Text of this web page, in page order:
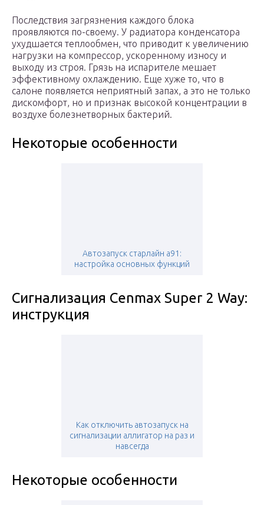
Последствия загрязнения каждого блока
проявляются по-своему. У радиатора конденсатора
ухудшается теплообмен, что приводит к увеличению
нагрузки на компрессор, ускоренному износу и
выходу из строя. Грязь на испарителе мешает
эффективному охлаждению. Еще хуже то, что в
салоне появляется неприятный запах, а это не только
дискомфорт, но и признак высокой концентрации в
воздухе болезнетворных бактерий.
Некоторые особенности
Автозапуск старлайн a91:
настройка основных функций
Сигнализация Cenmax Super 2 Way:
инструкция
Как отключить автозапуск на
сигнализации аллигатор на раз и
навсегда
Некоторые особенности